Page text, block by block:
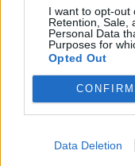
I want to opt-out
Retention, Sale,
Personal Data
Purposes for
Opted Out
CONFIRM
Data Deletion
ερωτηματικά
20:29
Ιεράπετρα:
για την «καραβιά»
πλοίου!